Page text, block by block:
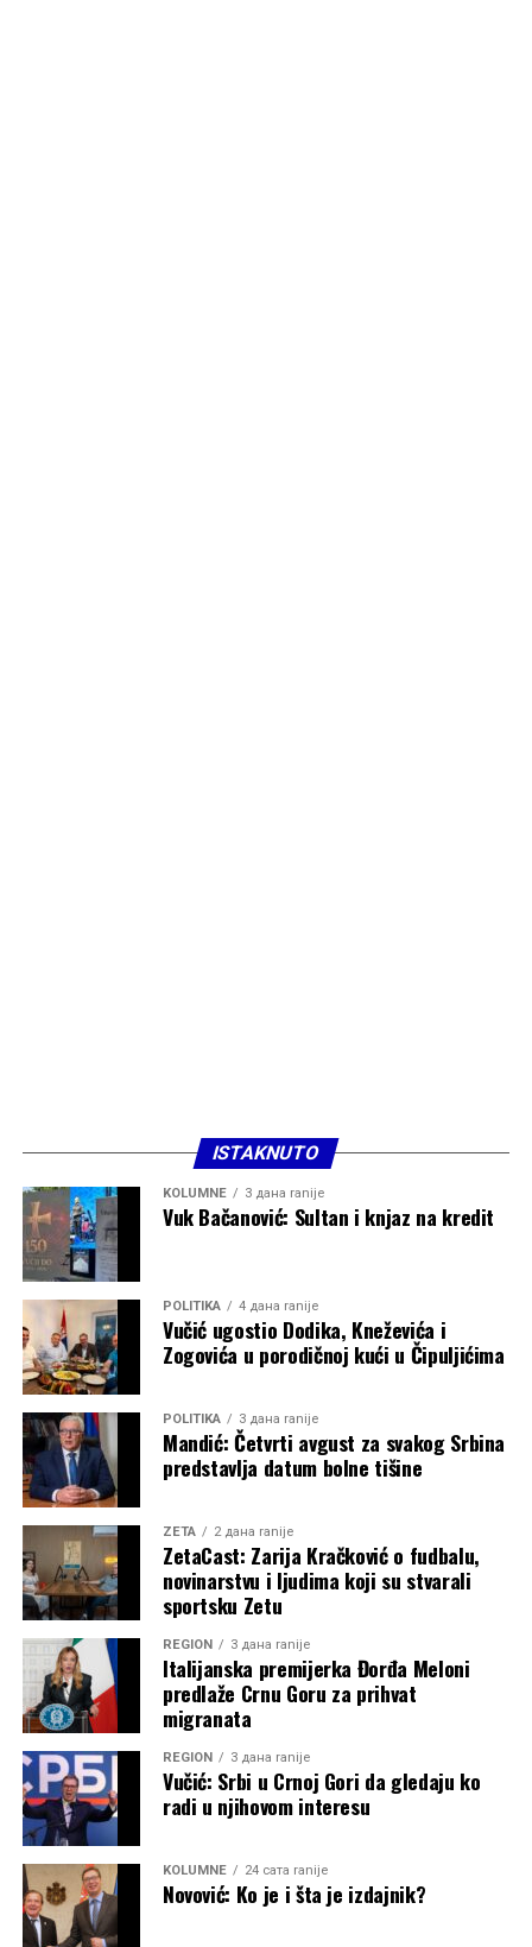
ISTAKNUTO
KOLUMNE 3 дана ranije
Vuk Bačanović: Sultan i knjaz na kredit
POLITIKA 4 дана ranije
Vučić ugostio Dodika, Kneževića i
Zogovića u porodičnoj kući u Čipuljićima
POLITIKA 3 дана ranije
Mandić: Četvrti avgust za svakog Srbina
predstavlja datum bolne tišine
ZETA 2 дана ranije
ZetaCast: Zarija Kračković o fudbalu,
novinarstvu i ljudima koji su stvarali
sportsku Zetu
REGION 3 дана ranije
Italijanska premijerka Đorđa Meloni
predlaže Crnu Goru za prihvat
migranata
REGION 3 дана ranije
Vučić: Srbi u Crnoj Gori da gledaju ko
radi u njihovom interesu
KOLUMNE 24 сата ranije
Novović: Ko je i šta je izdajnik?